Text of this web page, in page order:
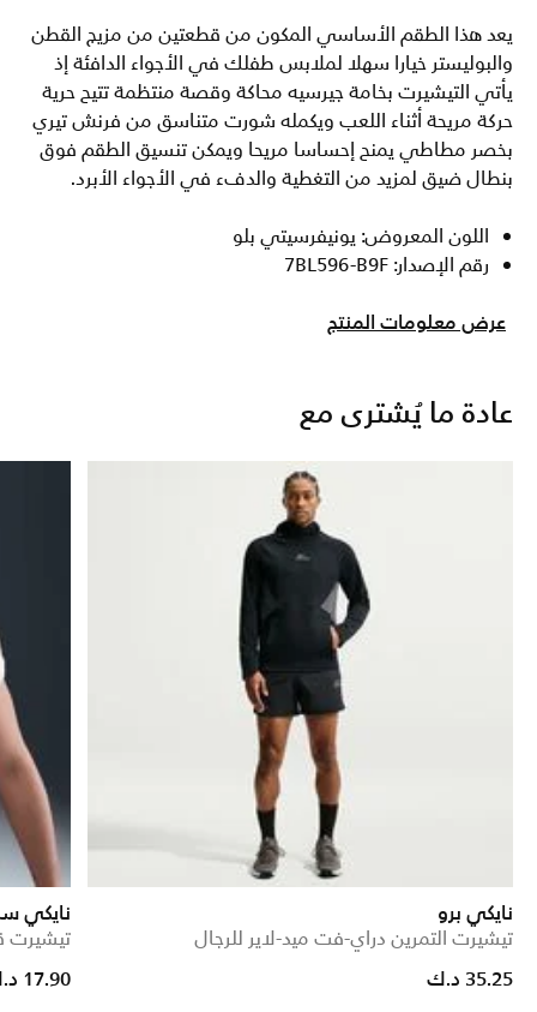
يعد هذا الطقم الأساسي المكون من قطعتين من مزيج القطن
والبوليستر خيارا سهلا لملابس طفلك في الأجواء الدافئة إذ
يأتي التيشيرت بخامة جيرسيه محاكة وقصة منتظمة تتيح حرية
حركة مريحة أثناء اللعب ويكمله شورت متناسق من فرنش تيري
بخصر مطاطي يمنح إحساسا مريحا ويمكن تنسيق الطقم فوق
بنطال ضيق لمزيد من التغطية والدفء في الأجواء الأبرد.
اللون المعروض: يونيفرسيتي بلو
رقم الإصدار: 7BL596-B9F
عرض معلومات المنتج
عادة ما يُشترى مع
نايكي برو
تيشيرت التمرين دراي-فت ميد-لاير للرجال
35.25 د.ك
نايكي
تيشيرت
17.90 د.ك